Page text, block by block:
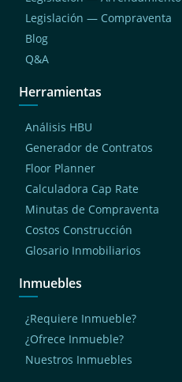
Legislación — Compraventa
Blog
Q&A
Herramientas
Análisis HBU
Generador de Contratos
Floor Planner
Calculadora Cap Rate
Minutas de Compraventa
Costos Construcción
Glosario Inmobiliarios
Inmuebles
¿Requiere Inmueble?
¿Ofrece Inmueble?
Nuestros Inmuebles